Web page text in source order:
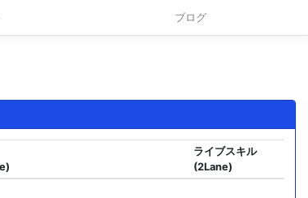
ブログ
ライブスキル
(2Lane)